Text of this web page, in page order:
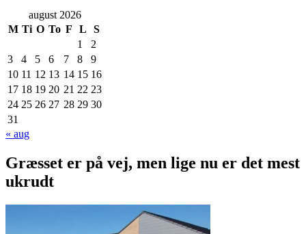
august 2026
M Ti O To F L
S
1
2
3
4 5 6 7 8
9
10 11 12 13 14 15 16
17 18 19 20 21 22 23
24 25 26 27 28 29 30
31
« aug
Græsset er på vej, men lige nu er det mest
ukrudt